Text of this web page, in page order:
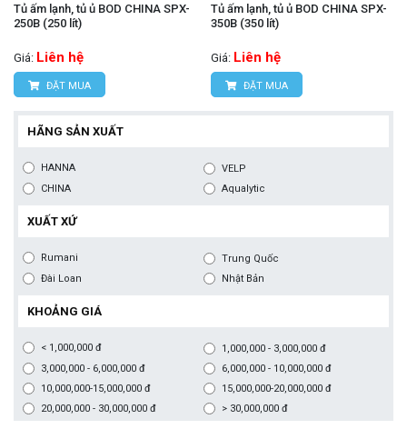
Tủ ấm lạnh, tủ ủ BOD CHINA SPX-
250B (250 lít)
Giá: Liên hệ
ĐẶT MUA
Tủ ấm lạnh, tủ ủ BOD CHINA SPX-
350B (350 lít)
Giá: Liên hệ
ĐẶT MUA
HÃNG SẢN XUẤT
HANNA
VELP
CHINA
Aqualytic
XUẤT XỨ
Rumani
Trung Quốc
Đài Loan
Nhật Bản
KHOẢNG GIÁ
< 1,000,000 đ
1,000,000 - 3,000,000 đ
3,000,000 - 6,000,000 đ
6,000,000 - 10,000,000 đ
10,000,000-15,000,000 đ
15,000,000-20,000,000 đ
20,000,000 - 30,000,000 đ
> 30,000,000 đ